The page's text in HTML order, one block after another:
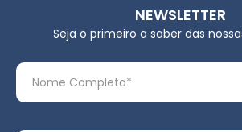
NEWSLETTER
Seja o primeiro a saber das